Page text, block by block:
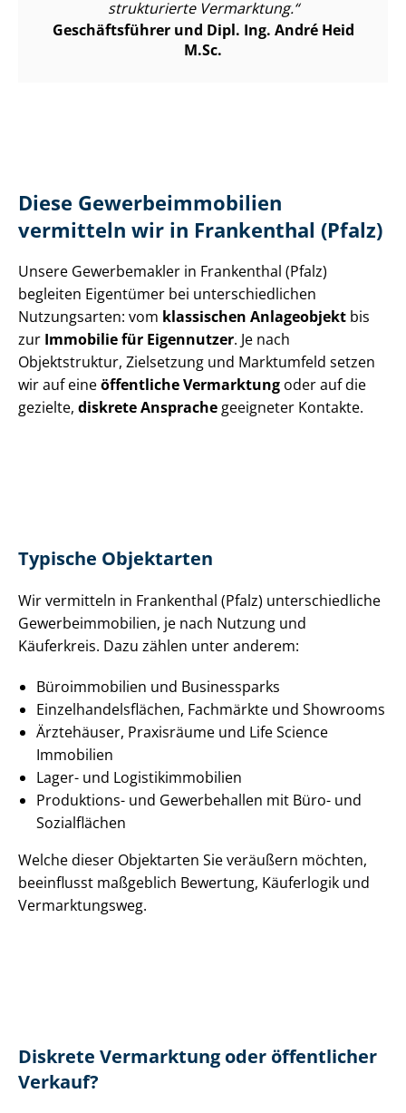
strukturierte Vermarktung.
Geschäftsführer und Dipl. Ing. André Heid
M.Sc.
Diese Ge­wer­be­im­mo­bi­li­en
vermitteln wir in Frankenthal (Pfalz)
Unsere Gewerbemakler in Frankenthal (Pfalz)
begleiten Eigentümer bei un­ter­schied­li­chen
Nutzungsarten: vom klassischen Anlageobjekt bis
zur Immobilie für Eigennutzer. Je nach
Objektstruktur, Zielsetzung und Marktumfeld setzen
wir auf eineöffentliche Vermarktung oder auf die
gezielte, diskrete Ansprachegeeigneter Kontakte.
Typische Objektarten
Wir vermitteln in Frankenthal (Pfalz) un­ter­schied­li­che
Ge­wer­be­im­mo­bi­li­en, je nach Nutzung und
Käuferkreis. Dazu zählen unter anderem:
Büroimmobilien und Businessparks
Ein­zel­han­dels­flä­chen, Fachmärkte und Showrooms
Ärztehäuser, Praxisräume und Life Science
Immobilien
Lager- und Lo­gis­tik­im­mo­bi­li­en
Produktions- und Gewerbehallen mit Büro- und
Sozialflächen
Welche dieser Objektarten Sie veräußern möchten,
beeinflusst maßgeblich Bewertung, Käuferlogik und
Vermarktungsweg.
Diskrete Vermarktung oder öffentlicher
Verkauf?